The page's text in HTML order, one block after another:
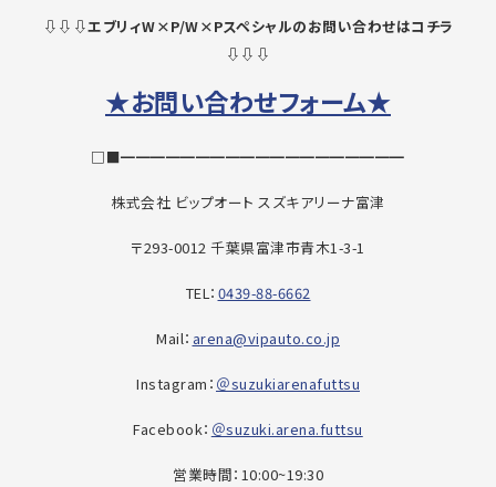
⇩⇩⇩エブリィW×P/W×Pスペシャルのお問い合わせはコチラ
⇩⇩⇩
★お問い合わせフォーム★
□■━━━━━━━━━━━━━━━━━━━
株式会社 ビップオート スズキアリーナ富津
〒293-0012 千葉県富津市青木1-3-1
TEL： 0439-88-6662
Mail： arena@vipauto.co.jp
Instagram： ＠suzukiarenafuttsu
Facebook： ＠suzuki.arena.futtsu
営業時間：10:00~19:30